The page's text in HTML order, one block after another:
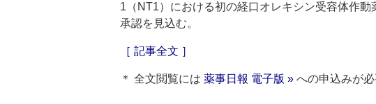
1（NT1）における初の経口オレキシン受容体作
承認を見込む。
［ 記事全文 ］
＊ 全文閲覧には 薬事日報 電子版 » への申込みが必